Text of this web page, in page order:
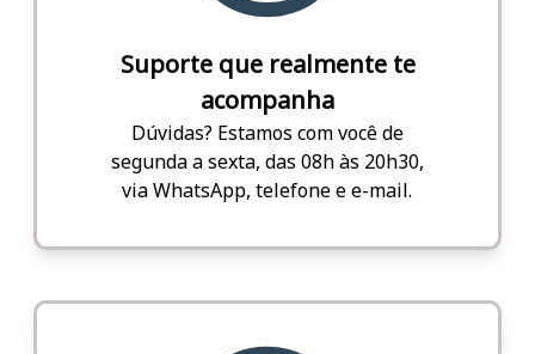
Suporte que realmente te
acompanha
Dúvidas? Estamos com você de
segunda a sexta, das 08h às 20h30,
via WhatsApp, telefone e e-mail.